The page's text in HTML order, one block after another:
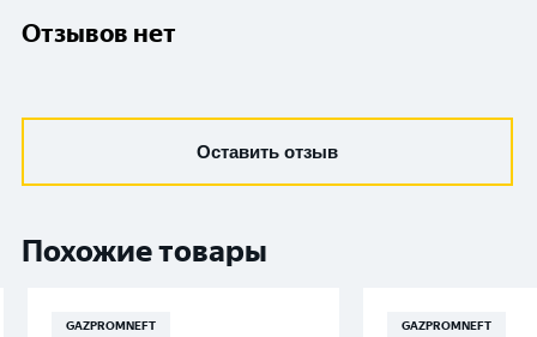
Отзывов нет
Оставить отзыв
Похожие товары
GAZPROMNEFT GAZPROMNEFT